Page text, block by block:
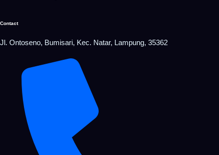
Contact
Jl. Ontoseno, Bumisari, Kec. Natar, Lampung, 35362